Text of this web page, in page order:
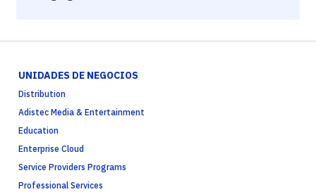
UNIDADES DE NEGOCIOS
Distribution
Adistec Media & Entertainment
Education
Enterprise Cloud
Service Providers Programs
Professional Services